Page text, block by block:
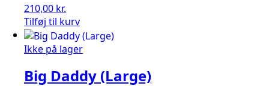
210,00 kr.
Baroness(Large)
antal
Tilføj til kurv
Ikke på lager
Big Daddy (Large)